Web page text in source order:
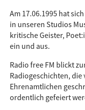
Am 17.06.1995 hat
in unseren Studios
kritische Geister,
ein und aus.
Radio free FM blickt
Radiogeschichten,
Ehrenamtlichen
ordentlich gefeiert